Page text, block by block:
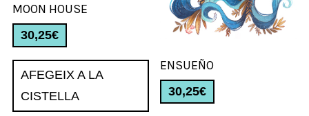
MOON HOUSE
30,25€
AFEGEIX A LA
CISTELLA
ENSUEÑO
30,25€